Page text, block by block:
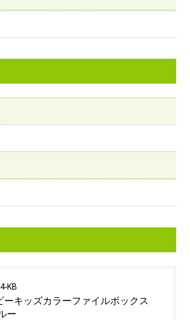
KB
ーキッズカラーファイルボックス
ー